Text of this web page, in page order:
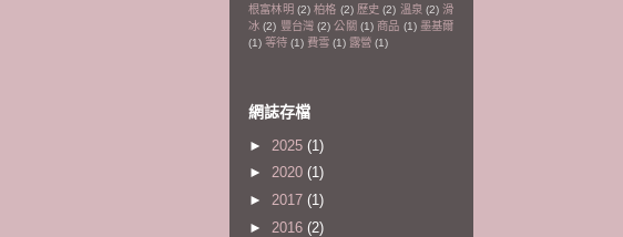
根富林明 (2) 柏格 (2) 歷史 (2) 溫泉 (2) 滑
冰 (2) 豐台灣 (2) 公關 (1) 商品 (1) 墨基爾
(1) 等待 (1) 費雪 (1) 露營 (1)
網誌存檔
► 2025 (1)
► 2020 (1)
► 2017 (1)
► 2016 (2)